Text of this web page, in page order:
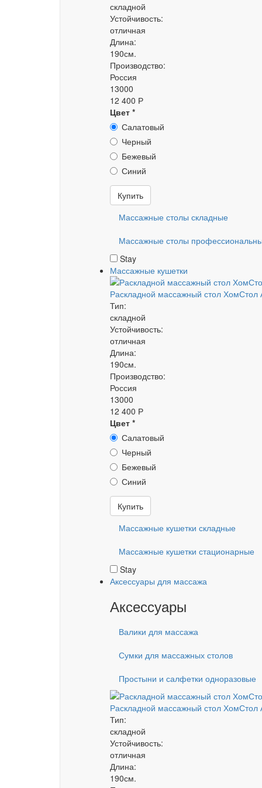
складной
Устойчивость:
отличная
Длина:
190см.
Производство:
Россия
13000
12 400 Р
Цвет *
Салатовый
Черный
Бежевый
Синий
Купить
Массажные столы складные
Массажные столы
Stay
Массажные кушетки
Раскладной массажный стол ХомСтол
Тип:
складной
Устойчивость:
отличная
Длина:
190см.
Производство:
Россия
13000
12 400 Р
Цвет *
Салатовый
Черный
Бежевый
Синий
Купить
Массажные кушетки складные
Массажные кушетки стационарные
Stay
Аксессуары для массажа
Аксессуары
Валики для массажа
Сумки для массажных столов
Простыни и салфетки одноразовые
Раскладной массажный стол ХомСтол
Тип:
складной
Устойчивость:
отличная
Длина:
190см.